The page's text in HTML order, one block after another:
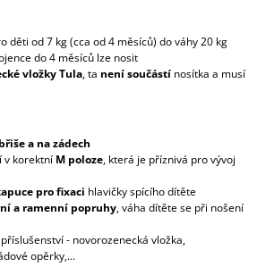
děti od 7 kg (cca od 4 měsíců) do váhy 20 kg
do 4 měsíců lze nosit
vložky Tula, ta není součástí nosítka a musí
a na zádech
v korektní M poloze, která je příznivá pro vývoj
pro fixaci hlavičky spícího dítěte
a ramenní popruhy, váha dítěte se při nošení
- novorozenecká vložka,
opěrky,...